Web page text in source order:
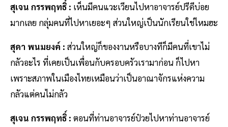
สุเจน กรรพฤทธิ์ : เห็นมีคนแวะเวียนไปหาอาจารย์ปรีดีบ่อย
มากเลย กลุ่มคนที่ไปหาเยอะๆ ส่วนใหญ่เป็นนักเรียนใช่ไหมฮะ
สุดา พนมยงค์ : ส่วนใหญ่ก็ของงานหรือบางทีก็มีคนที่เขาไม่
กลัวอะไร ที่เคยเป็นเพื่อนกับครอบครัวเรามาก่อน ก็ไปหา
เพราะสภาพในเมืองไทยเหมือนว่าเป็นอาณาจักรแห่งความ
กลัวแต่คนไม่กลัว
สุเจน กรรพฤทธิ์ : ตอนที่ท่านอาจารย์ป๋วยไปหาท่านอาจารย์